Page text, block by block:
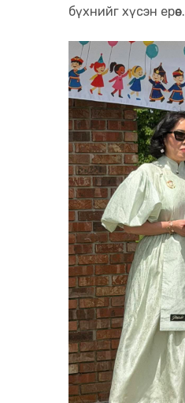
бүхнийг хүсэн ерөөе.